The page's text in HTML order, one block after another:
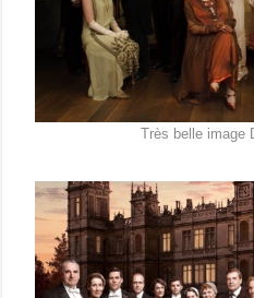
Très belle image